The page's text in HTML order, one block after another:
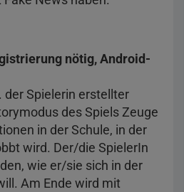
nötig, Android-
der Spielerin erstellter
des Spiels Zeuge
in der Schule, in der
wird. Der/die SpielerIn
wie er/sie sich in der
Am Ende wird mit